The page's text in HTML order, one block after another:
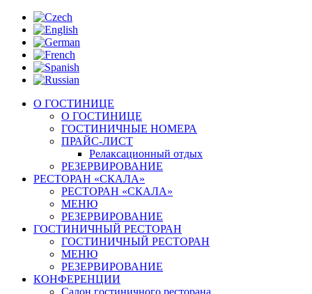
О ГОСТИНИЦЕ
О ГОСТИНИЦЕ
ГОСТИНИЧНЫЕ НОМЕРА
ПРАЙС-ЛИСТ
Релаксационный отдых
РЕЗЕРВИРОВАНИЕ
РЕСТОРАН «СКАЛА»
РЕСТОРАН «СКАЛА»
МЕНЮ
РЕЗЕРВИРОВАНИЕ
ГОСТИНИЧНЫЙ РЕСТОРАН
ГОСТИНИЧНЫЙ РЕСТОРАН
МЕНЮ
РЕЗЕРВИРОВАНИЕ
КОНФЕРЕНЦИИ
Салон гостиничного ресторана